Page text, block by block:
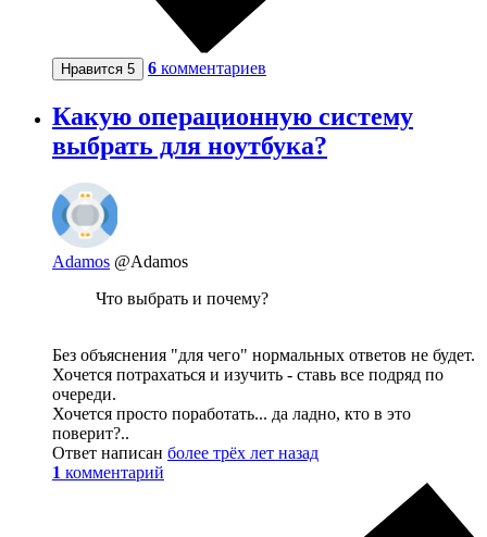
Нравится 5 6 комментариев
Какую операционную систему
выбрать для ноутбука?
Adamos @Adamos
Что выбрать и почему?
Без объяснения "для чего" нормальных ответов не будет.
Хочется потрахаться и изучить - ставь все подряд по
очереди.
Хочется просто поработать... да ладно, кто в это
поверит?..
Ответ написан более трёх лет назад
1 комментарий